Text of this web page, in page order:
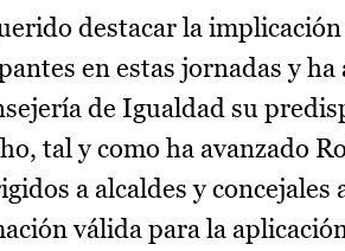
destacar la
en estas jornadas y
de Igualdad su
tal y como ha avanzado
a alcaldes y
válida para la